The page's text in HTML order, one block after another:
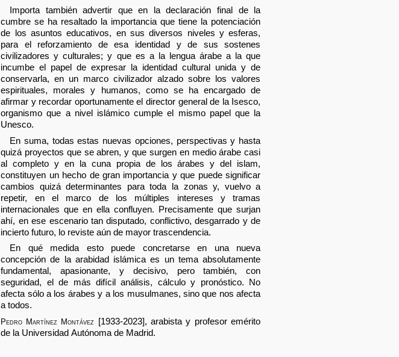
Importa también advertir que en la declaración final de la
cumbre se ha resaltado la importancia que tiene la potenciación
de los asuntos educativos, en sus diversos niveles y esferas,
para el reforzamiento de esa identidad y de sus sostenes
civilizadores y culturales; y que es a la lengua árabe a la que
incumbe el papel de expresar la identidad cultural unida y de
conservarla, en un marco civilizador alzado sobre los valores
espirituales, morales y humanos, como se ha encargado de
afirmar y recordar oportunamente el director general de la Isesco,
organismo que a nivel islámico cumple el mismo papel que la
Unesco.
En suma, todas estas nuevas opciones, perspectivas y hasta
quizá proyectos que se abren, y que surgen en medio árabe casi
al completo y en la cuna propia de los árabes y del islam,
constituyen un hecho de gran importancia y que puede significar
cambios quizá determinantes para toda la zonas y, vuelvo a
repetir, en el marco de los múltiples intereses y tramas
internacionales que en ella confluyen. Precisamente que surjan
ahí, en ese escenario tan disputado, conflictivo, desgarrado y de
incierto futuro, lo reviste aún de mayor trascendencia.
En qué medida esto puede concretarse en una nueva
concepción de la arabidad islámica es un tema absolutamente
fundamental, apasionante, y decisivo, pero también, con
seguridad, el de más difícil análisis, cálculo y pronóstico. No
afecta sólo a los árabes y a los musulmanes, sino que nos afecta
a todos.
Pedro Martínez Montávez [1933-2023], arabista y profesor emérito
de la Universidad Autónoma de Madrid.